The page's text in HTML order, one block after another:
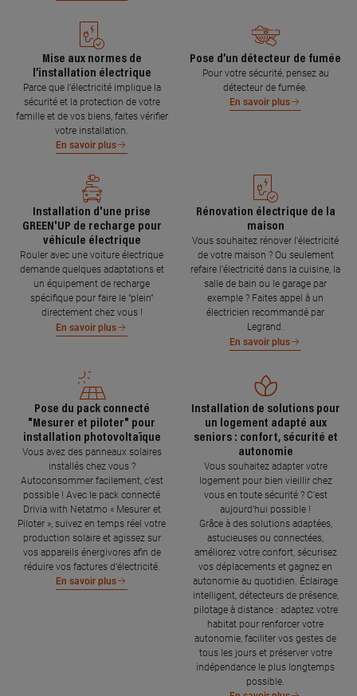
Mise aux normes de
l’installation électrique
Parce que l’électricité implique la
sécurité et la protection de votre
famille et de vos biens, faites vérifier
votre installation.
En savoir plus
Pose d’un détecteur de fumée
Pour votre sécurité, pensez au
détecteur de fumée.
En savoir plus
Installation d'une prise
GREEN'UP de recharge pour
véhicule électrique
Rouler avec une voiture électrique
demande quelques adaptations et
un équipement de recharge
spécifique pour faire le "plein"
directement chez vous !
En savoir plus
Rénovation électrique de la
maison
Vous souhaitez rénover l'électricité
de votre maison ? Ou seulement
refaire l'électricité dans la cuisine, la
salle de bain ou le garage par
exemple ? Faites appel à un
électricien recommandé par
Legrand.
En savoir plus
Pose du pack connecté
"Mesurer et piloter" pour
installation photovoltaïque
Vous avez des panneaux solaires
installés chez vous ?
Autoconsommer facilement, c’est
possible ! Avec le pack connecté
Drivia with Netatmo « Mesurer et
Piloter », suivez en temps réel votre
production solaire et agissez sur
vos appareils énergivores afin de
réduire vos factures d’électricité.
En savoir plus
Installation de solutions pour
un logement adapté aux
seniors : confort, sécurité et
autonomie
Vous souhaitez adapter votre
logement pour bien vieillir chez
vous en toute sécurité ? C’est
aujourd’hui possible !
Grâce à des solutions adaptées,
astucieuses ou connectées,
améliorez votre confort, sécurisez
vos déplacements et gagnez en
autonomie au quotidien. Éclairage
intelligent, détecteurs de présence,
pilotage à distance : adaptez votre
habitat pour renforcer votre
autonomie, faciliter vos gestes de
tous les jours et préserver votre
indépendance le plus longtemps
possible.